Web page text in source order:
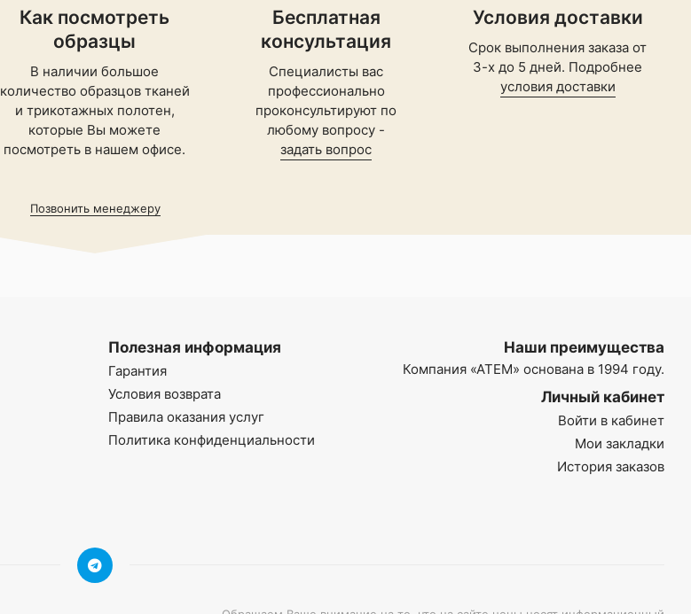
Как посмотреть
образцы
В наличии большое
количество образцов тканей
и трикотажных полотен,
которые Вы можете
посмотреть в нашем офисе.
Бесплатная
консультация
Специалисты вас
профессионально
проконсультируют по
любому вопросу -
задать вопрос
Условия доставки
Срок выполнения заказа от
3-х до 5 дней. Подробнее
условия доставки
Позвонить менеджеру
Полезная информация
Гарантия
Условия возврата
Правила оказания услуг
Политика конфиденциальности
Наши преимущества
Компания «АТЕМ» основана в 1994 году.
Личный кабинет
Войти в кабинет
Мои закладки
История заказов